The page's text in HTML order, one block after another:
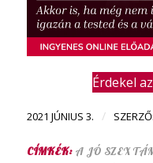
Érdekel
2021 JÚNIUS 3. / SZERZŐ:
CÍMKÉK: A JÓ SZEX